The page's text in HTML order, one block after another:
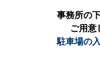
事務所の
ご用意
駐車場の